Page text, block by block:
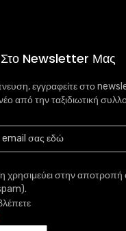
Στο Newsletter Μας
εγγραφείτε στο
από την ταξιδιωτική
χρησιμεύει στην